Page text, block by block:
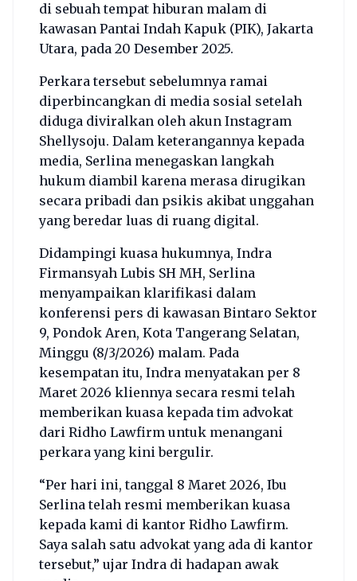
di sebuah tempat hiburan malam di
kawasan Pantai Indah Kapuk (PIK), Jakarta
Utara, pada 20 Desember 2025.
Perkara tersebut sebelumnya ramai
diperbincangkan di media sosial setelah
diduga diviralkan oleh akun Instagram
Shellysoju. Dalam keterangannya kepada
media, Serlina menegaskan langkah
hukum diambil karena merasa dirugikan
secara pribadi dan psikis akibat unggahan
yang beredar luas di ruang digital.
Didampingi kuasa hukumnya, Indra
Firmansyah Lubis SH MH, Serlina
menyampaikan klarifikasi dalam
konferensi pers di kawasan Bintaro Sektor
9, Pondok Aren, Kota Tangerang Selatan,
Minggu (8/3/2026) malam. Pada
kesempatan itu, Indra menyatakan per 8
Maret 2026 kliennya secara resmi telah
memberikan kuasa kepada tim advokat
dari Ridho Lawfirm untuk menangani
perkara yang kini bergulir.
“Per hari ini, tanggal 8 Maret 2026, Ibu
Serlina telah resmi memberikan kuasa
kepada kami di kantor Ridho Lawfirm.
Saya salah satu advokat yang ada di kantor
tersebut,” ujar Indra di hadapan awak